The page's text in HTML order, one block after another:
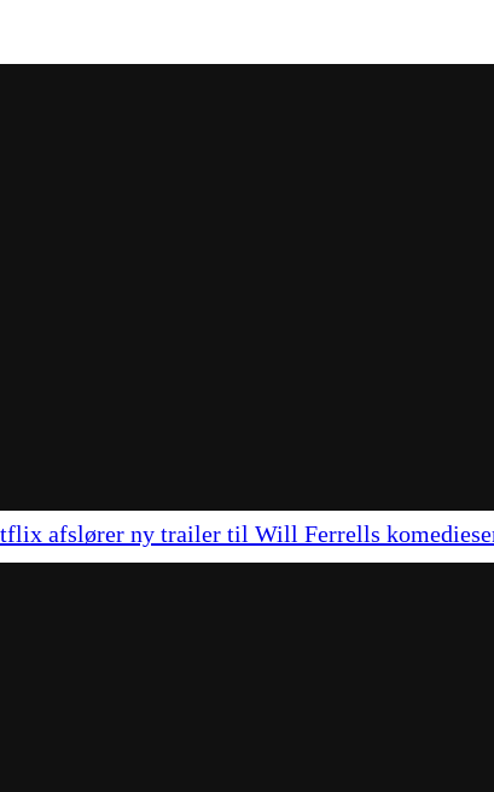
afslører ny trailer til Will Ferrells